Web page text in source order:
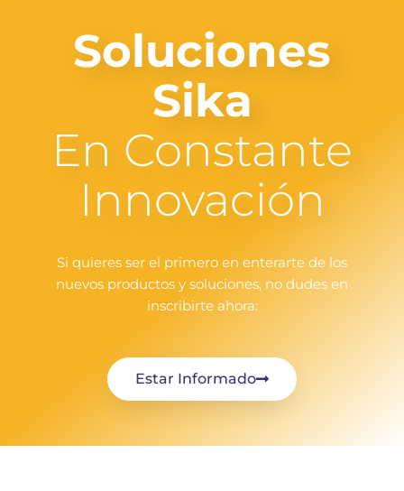
Soluciones
Sika
En Constante
Innovación
Si quieres ser el primero en enterarte de los
nuevos productos y soluciones, no dudes en
inscribirte ahora:
Estar Informado